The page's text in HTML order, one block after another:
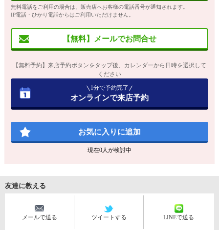
無料電話をご利用の場合は、販売店へお客様の電話番号が通知されます。
IP電話・ひかり電話からはご利用いただけません。
【無料】メールでお問合せ
【無料予約】来店予約ボタンをタップ後、カレンダーから日時を選択して
ください
1分で予約完了
オンラインで来店予約
お気に入りに追加
現在0人が検討中
友達に教える
メールで送る ツイートする LINEで送る